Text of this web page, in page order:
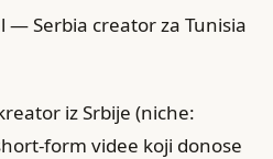
— Serbia creator za Tunisia
iz Srbije (niche:
form videe koji donose